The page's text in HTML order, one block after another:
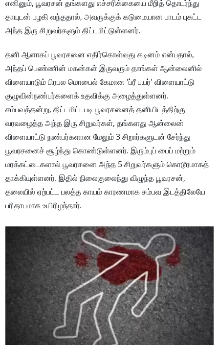
எனினும், பூவரசன் தங்களது எச்சரிக்கையை மீறித் தொடர்ந்து
தாயுடன் பழகி வந்ததால், அவருக்குக் கடுமையான பாடம் புகட்ட
அந்த இரு சிறுவர்களும் திட்டமிட்டுள்ளனர்.
தனி ஆளாகப் பூவரசனை எதிர்கொள்வது கடினம் என்பதால்,
அந்தப் பெண்ணின் மகன்கள் இருவரும் தாங்கள் ஆன்லைனில்
விளையாடும் பிரபல மொபைல் கேமான 'ப்ரீ பயர்' விளையாட்டு
குழுவின்நண்பர்களைக் உதவிக்கு அழைத்துள்ளனர்.
சம்பவத்தன்று, திட்டமிட்டபடி பூவரசனைத் தனியிடத்திற்கு
வரவழைத்த அந்த இரு சிறுவர்கள், தங்களது ஆன்லைன்
விளையாட்டு நண்பர்களான மேலும் 3 சிறார்களுடன் சேர்ந்து
பூவரசனைச் சூழ்ந்து கொண்டுள்ளனர். இரும்புப் பைப் மற்றும்
மரக்கட்டைகளால் பூவரசனை அந்த 5 சிறுவர்களும் கொடூரமாகத்
தாக்கியுள்ளனர். இதில் நிலைகுலைந்து விழுந்த பூவரசன்,
தலையில் ஏற்பட்ட பலத்த காயம் காரணமாக சம்பவ இடத்திலேயே
பரிதாபமாக உயிரிழந்தார்.